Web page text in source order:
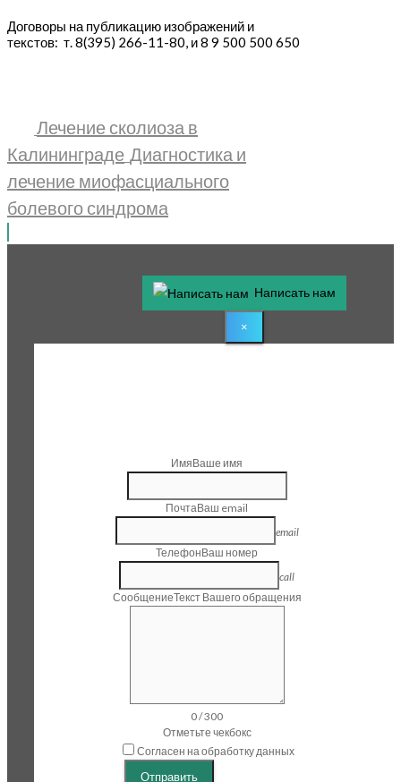
Договоры на публикацию изображений и
текстов: т. 8(395) 266-11-80, и 8 9 500 500 650
Лечение сколиоза в
Калининграде Диагностика и
лечение миофасциального
болевого синдрома
Написать нам
×
ИмяВаше имя
ПочтаВаш email
email
ТелефонВаш номер
call
СообщениеТекст Вашего обращения
0/300
Отметьте чекбокс
Согласен на обработку данных
Отправить